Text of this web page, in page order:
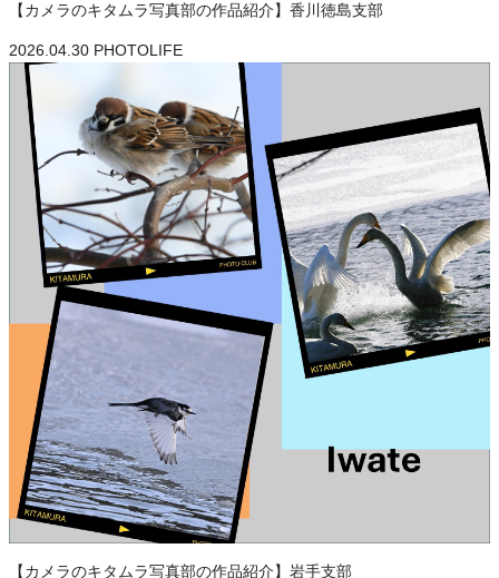
【カメラのキタムラ写真部の作品紹介】香川徳島支部
2026.04.30 PHOTOLIFE
【カメラのキタムラ写真部の作品紹介】岩手支部